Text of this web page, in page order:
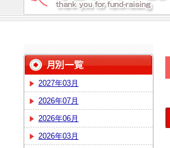
2027年03月
2026年07月
2026年06月
2026年03月